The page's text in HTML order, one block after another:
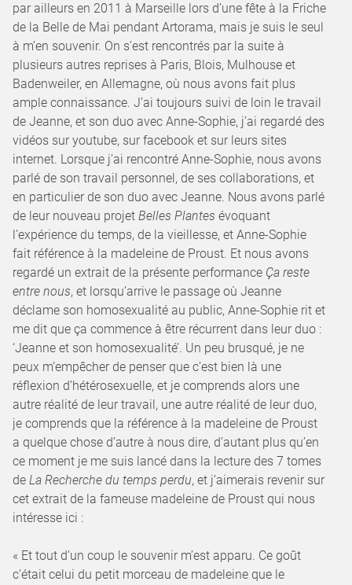
par ailleurs en 2011 à Marseille lors d’une fête à la Friche
de la Belle de Mai pendant Artorama, mais je suis le seul
à m’en souvenir. On s’est rencontrés par la suite à
plusieurs autres reprises à Paris, Blois, Mulhouse et
Badenweiler, en Allemagne, où nous avons fait plus
ample connaissance. J’ai toujours suivi de loin le travail
de Jeanne, et son duo avec Anne-Sophie, j’ai regardé des
vidéos sur youtube, sur facebook et sur leurs sites
internet. Lorsque j’ai rencontré Anne-Sophie, nous avons
parlé de son travail personnel, de ses collaborations, et
en particulier de son duo avec Jeanne. Nous avons parlé
de leur nouveau projet Belles Plantes évoquant
l’expérience du temps, de la vieillesse, et Anne-Sophie
fait référence à la madeleine de Proust. Et nous avons
regardé un extrait de la présente performance Ça reste
entre nous, et lorsqu’arrive le passage où Jeanne
déclame son homosexualité au public, Anne-Sophie rit et
me dit que ça commence à être récurrent dans leur duo :
‘Jeanne et son homosexualité’. Un peu brusqué, je ne
peux m’empêcher de penser que c’est bien là une
réflexion d’hétérosexuelle, et je comprends alors une
autre réalité de leur travail, une autre réalité de leur duo,
je comprends que la référence à la madeleine de Proust
a quelque chose d’autre à nous dire, d’autant plus qu’en
ce moment je me suis lancé dans la lecture des 7 tomes
de La Recherche du temps perdu, et j’aimerais revenir sur
cet extrait de la fameuse madeleine de Proust qui nous
intéresse ici :
« Et tout d’un coup le souvenir m’est apparu. Ce goût
c’était celui du petit morceau de madeleine que le